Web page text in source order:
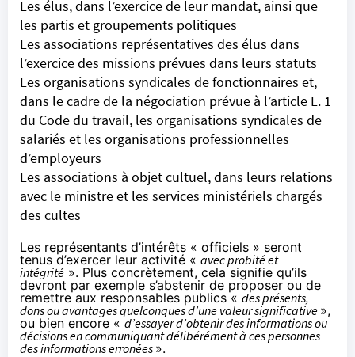
Les élus, dans l’exercice de leur mandat, ainsi que
les partis et groupements politiques
Les associations représentatives des élus dans
l’exercice des missions prévues dans leurs statuts
Les organisations syndicales de fonctionnaires et,
dans le cadre de la négociation prévue à l’article L. 1
du Code du travail, les organisations syndicales de
salariés et les organisations professionnelles
d’employeurs
Les associations à objet cultuel, dans leurs relations
avec le ministre et les services ministériels chargés
des cultes
Les représentants d’intérêts « officiels » seront
tenus d’exercer leur activité « avec probité et
intégrité ». Plus concrètement, cela signifie qu’ils
devront par exemple s’abstenir de proposer ou de
remettre aux responsables publics « des présents,
dons ou avantages quelconques d’une valeur significative »,
ou bien encore «d’essayer d’obtenir des informations ou
décisions en communiquant délibérément à ces personnes
des informations erronées ».